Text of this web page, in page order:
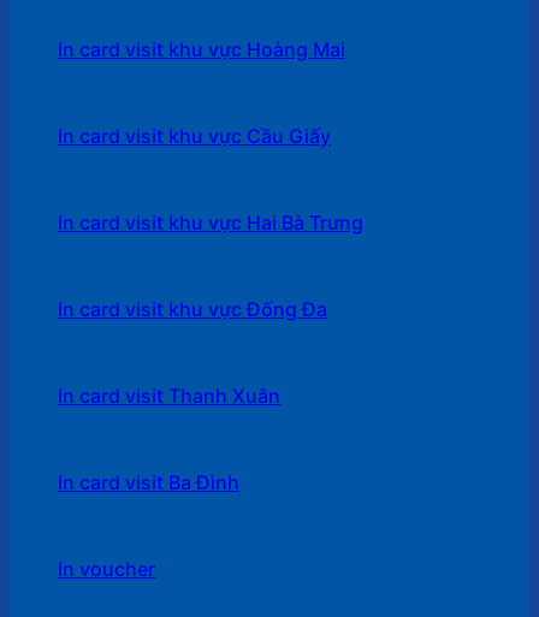
In card visit khu vực Hoàng Mai
In card visit khu vực Cầu Giấy
In card visit khu vực Hai Bà Trưng
In card visit khu vực Đống Đa
In card visit Thanh Xuân
In card visit Ba Đình
In voucher